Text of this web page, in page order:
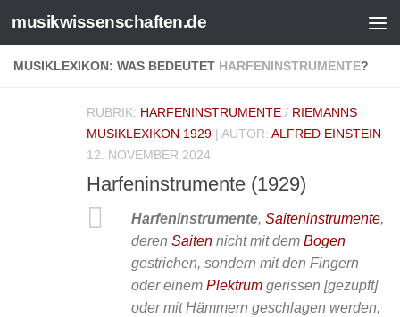
musikwissenschaften.de
MUSIKLEXIKON: WAS BEDEUTET HARFENINSTRUMENTE?
RUBRIK: HARFENINSTRUMENTE / RIEMANNS
MUSIKLEXIKON 1929 | AUTOR: ALFRED EINSTEIN
12. NOVEMBER 2024
Harfeninstrumente (1929)
Harfeninstrumente, Saiteninstrumente,
deren Saiten nicht mit dem Bogen
gestrichen, sondern mit den Fingern
oder einem Plektrum gerissen [gezupft]
oder mit Hämmern geschlagen werden,